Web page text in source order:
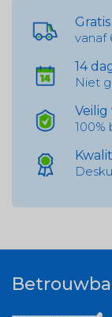
vanaf
14
Niet
100%